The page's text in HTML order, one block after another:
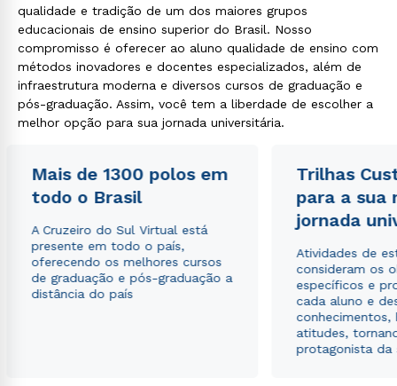
qualidade e tradição de um dos maiores grupos
educacionais de ensino superior do Brasil. Nosso
compromisso é oferecer ao aluno qualidade de ensino com
métodos inovadores e docentes especializados, além de
infraestrutura moderna e diversos cursos de graduação e
pós-graduação. Assim, você tem a liberdade de escolher a
melhor opção para sua jornada universitária.
Mais de 1300 polos em
todo o Brasil
A Cruzeiro do Sul Virtual está
presente em todo o país,
oferecendo os melhores cursos
de graduação e pós-graduação a
distância do país
Trilhas
para a sua
jornada
Atividades de
consideram os
específicos e
cada aluno e
conhecimentos,
atitudes,
protagonista da